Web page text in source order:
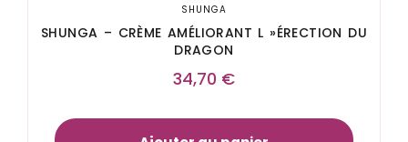
SHUNGA
SHUNGA – CRÈME AMÉLIORANT L »ÉRECTION DU
DRAGON
34,70 €